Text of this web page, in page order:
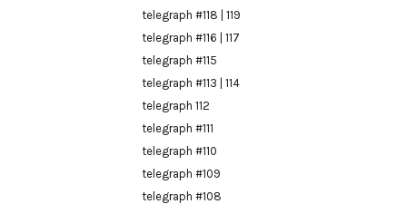
telegraph #118 | 119
telegraph #116 | 117
telegraph #115
telegraph #113 | 114
telegraph 112
telegraph #111
telegraph #110
telegraph #109
telegraph #108